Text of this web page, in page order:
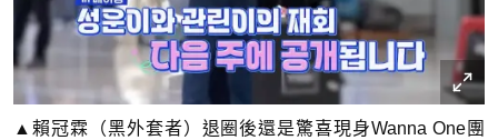
▲賴冠霖（黑外套者）退圈後還是驚喜現身Wanna One團